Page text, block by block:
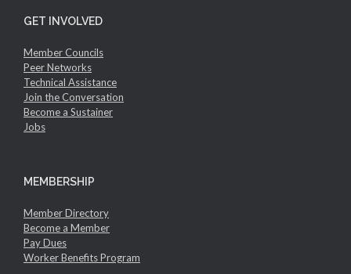
GET INVOLVED
Member Councils
Peer Networks
Technical Assistance
Join the Conversation
Become a Sustainer
Jobs
MEMBERSHIP
Member Directory
Become a Member
Pay Dues
Worker Benefits Program